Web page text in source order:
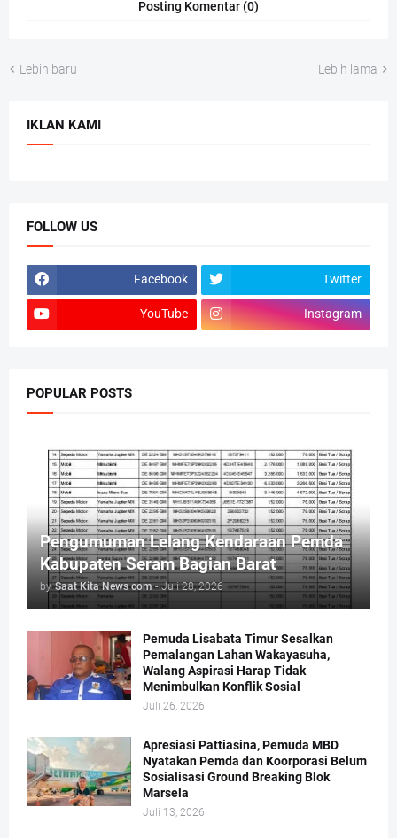
Posting Komentar (0)
Lebih baru Lebih lama
IKLAN KAMI
FOLLOW US
Facebook Twitter
YouTube Instagram
POPULAR POSTS
Pengumuman Lelang Kendaraan Pemda
Kabupaten Seram Bagian Barat
by Saat Kita News com - Juli 28, 2026
Pemuda Lisabata Timur Sesalkan
Pemalangan Lahan Wakayasuha,
Walang Aspirasi Harap Tidak
Menimbulkan Konflik Sosial
Juli 26, 2026
Apresiasi Pattiasina, Pemuda MBD
Nyatakan Pemda dan Koorporasi Belum
Sosialisasi Ground Breaking Blok
Marsela
Juli 13, 2026